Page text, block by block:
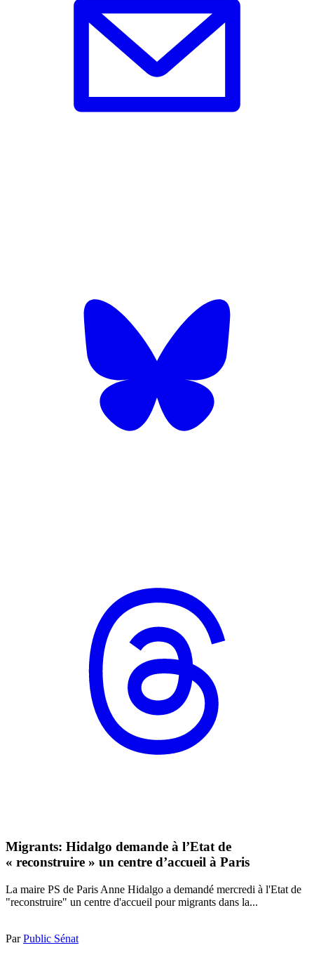
Migrants: Hidalgo demande à l’Etat de
« reconstruire » un centre d’accueil à Paris
La maire PS de Paris Anne Hidalgo a demandé mercredi à l'Etat de
"reconstruire" un centre d'accueil pour migrants dans la...
ParPublic Sénat